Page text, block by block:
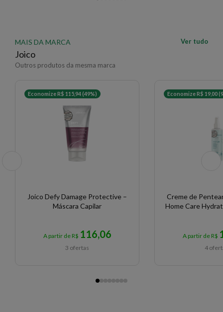
MAIS DA MARCA
Joico
Outros produtos da mesma marca
Ver tudo
Economize R$ 115,94 (49%)
Joico Defy Damage Protective –
Máscara Capilar
A partir de R$ 116,06
3 ofertas
Economize R$ 19,00
Creme de
Home Care
A partir de R$
4